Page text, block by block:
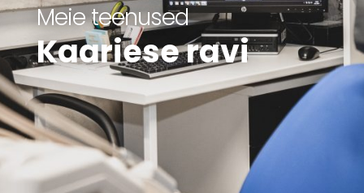
Meie teenused
Kaariese ravi